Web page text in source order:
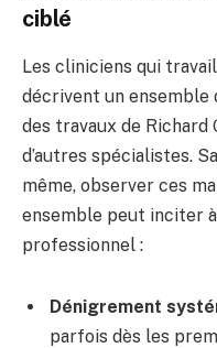
ciblé
Les cliniciens qui
décrivent un ensemble
des travaux de
d’autres spécialistes.
même, observer ces
ensemble peut inciter
professionnel :
Dénigrement
parfois dès les